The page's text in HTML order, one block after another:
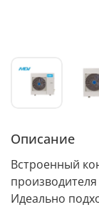
Описание
Встроенный
Идеально